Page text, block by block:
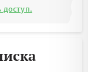
доступ.